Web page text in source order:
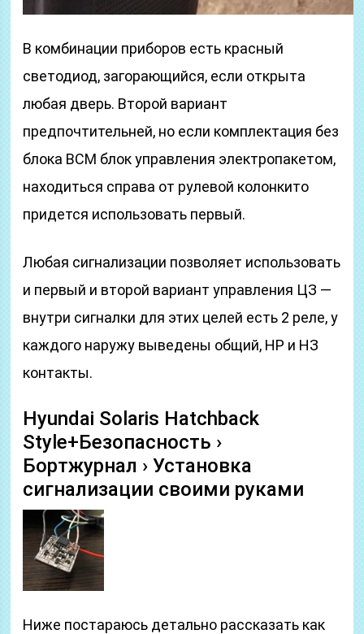
В комбинации приборов есть красный
светодиод, загорающийся, если открыта
любая дверь. Второй вариант
предпочтительней, но если комплектация без
блока BCM блок управления электропакетом,
находиться справа от рулевой колонкито
придется использовать первый.
Любая сигнализации позволяет использовать
и первый и второй вариант управления ЦЗ —
внутри сигналки для этих целей есть 2 реле, у
каждого наружу выведены общий, НР и НЗ
контакты.
Hyundai Solaris Hatchback
Style+Безопасность ›
Бортжурнал › Установка
сигнализации своими руками
Ниже постараюсь детально рассказать как